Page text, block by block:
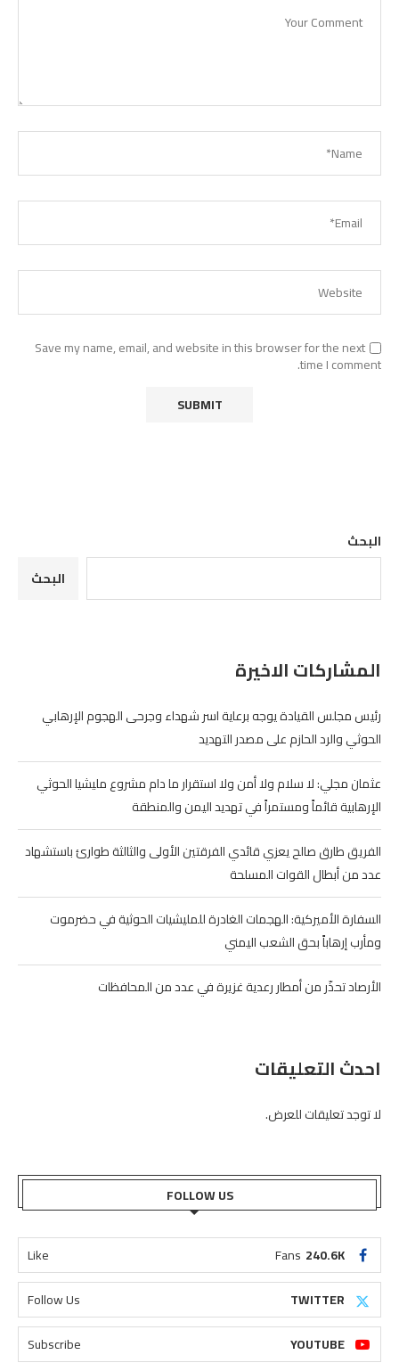
Save my name, email, and website in this browser for the next
time I comment.
البحث
البحث
المشاركات الاخيرة
رئيس مجلس القيادة يوجه برعاية اسر شهداء وجرحى الهجوم الإرهابي
الحوثي والرد الحازم على مصدر التهديد
عثمان مجلي: لا سلام ولا أمن ولا استقرار ما دام مشروع مليشيا الحوثي
الإرهابية قائماً ومستمراً في تهديد اليمن والمنطقة
الفريق طارق صالح يعزي قائدي الفرقتين الأولى والثالثة طوارئ باستشهاد
عدد من أبطال القوات المسلحة
السفارة الأميركية: الهجمات الغادرة للمليشيات الحوثية في حضرموت
ومأرب إرهاباً بحق الشعب اليمني
الأرصاد تحذّر من أمطار رعدية غزيرة في عدد من المحافظات
احدث التعليقات
لا توجد تعليقات للعرض.
FOLLOW US
240.6K
Fans
Like
TWITTER
Follow Us
YOUTUBE
Subscribe